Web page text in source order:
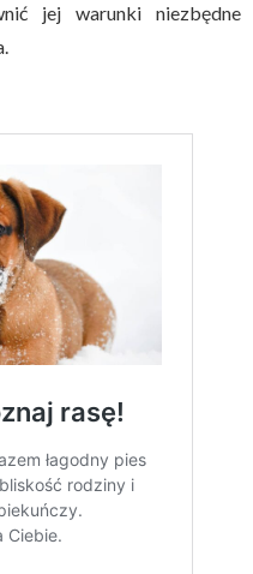
jej warunki niezbędne